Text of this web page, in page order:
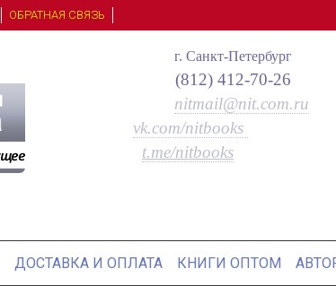
ОБРАТНАЯ СВЯЗЬ
г. Санкт-Петербург
(812) 412-70-26
nitmail@nit.com.ru
vk.com/nitbooks
t.me/nitbooks
ДОСТАВКА И ОПЛАТА КНИГИ ОПТОМ